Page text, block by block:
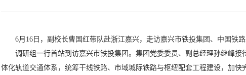
6月16日，副校长曹国红带队赴浙江嘉兴，走访嘉兴市铁投集团、中国铁
调研组一行首站到访嘉兴市铁投集团。集团党委委员、副总经理孙继峰
体化轨道交通体系，统筹干线铁路、市域城际铁路与枢纽配套工程建设，加